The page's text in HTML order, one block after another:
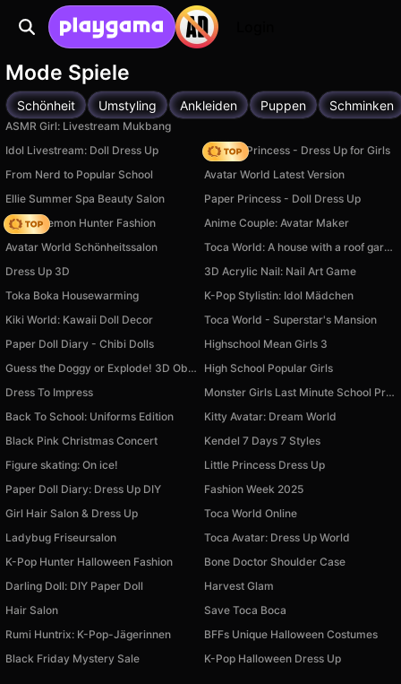
Mode Spiele
Schönheit Umstyling Ankleiden Puppen Schminken
ASMR Girl: Livestream Mukbang
Idol Livestream: Doll Dress Up
Fashion Princess - Dress Up for Girls
From Nerd to Popular School
Avatar World Latest Version
Ellie Summer Spa Beauty Salon
Paper Princess - Doll Dress Up
K-Pop Demon Hunter Fashion
Anime Couple: Avatar Maker
Avatar World Schönheitssalon
Toca World: A house with a roof garden
Dress Up 3D
3D Acrylic Nail: Nail Art Game
Toka Boka Housewarming
K-Pop Stylistin: Idol Mädchen
Kiki World: Kawaii Doll Decor
Toca World - Superstar's Mansion
Paper Doll Diary - Chibi Dolls
Highschool Mean Girls 3
Guess the Doggy or Explode! 3D Obby Dress-Up
High School Popular Girls
Dress To Impress
Monster Girls Last Minute School Prep
Back To School: Uniforms Edition
Kitty Avatar: Dream World
Black Pink Christmas Concert
Kendel 7 Days 7 Styles
Figure skating: On ice!
Little Princess Dress Up
Paper Doll Diary: Dress Up DIY
Fashion Week 2025
Girl Hair Salon & Dress Up
Toca World Online
Ladybug Friseursalon
Toca Avatar: Dress Up World
K-Pop Hunter Halloween Fashion
Bone Doctor Shoulder Case
Darling Doll: DIY Paper Doll
Harvest Glam
Hair Salon
Save Toca Boca
Rumi Huntrix: K-Pop-Jägerinnen
BFFs Unique Halloween Costumes
Black Friday Mystery Sale
K-Pop Halloween Dress Up